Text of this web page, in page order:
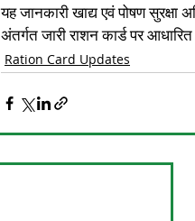
यह जानकारी खाद्य एवं पोषण
अंतर्गत जारी राशन कार्ड पर
Ration Card Updates